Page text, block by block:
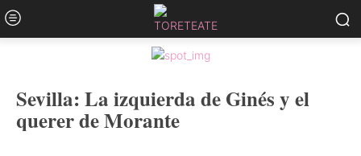
Sevilla: La izquierda de Ginés y el
querer de Morante